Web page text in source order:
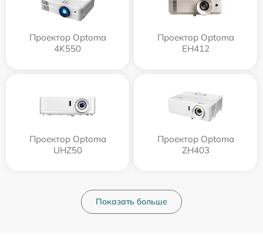
Проектор Optoma
4K550
Проектор Optoma
EH412
Проектор Optoma
UHZ50
Проектор Optoma
ZH403
Показать больше